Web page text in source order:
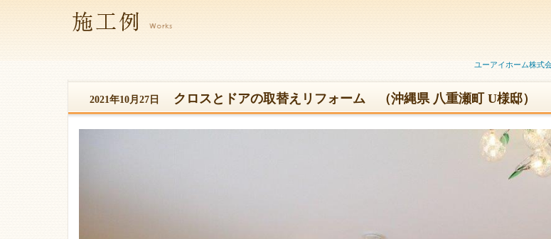
ユーアイホーム株式
2021年10月27日 クロスとドアの取替えリフォーム （沖縄県 八重瀬町 U様邸）